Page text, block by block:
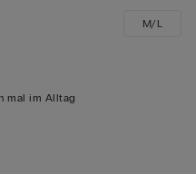
mal im Alltag
M/L